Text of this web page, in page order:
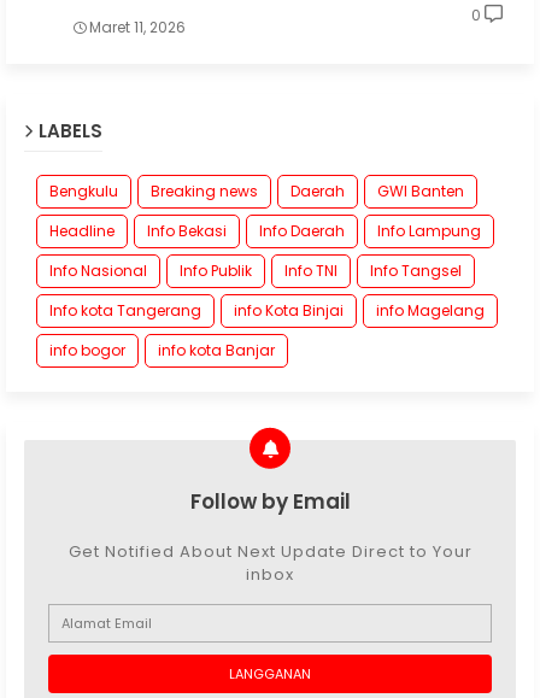
Maret 11, 2026
0
LABELS
Bengkulu Breaking news Daerah
GWI Banten
Headline
Info Bekasi Info Daerah
Info Lampung
Info Nasional
Info Publik Info TNI
Info Tangsel
Info kota Tangerang
info Kota Binjai
info Magelang
info bogor
info kota Banjar
Follow by Email
Get Notified About Next Update Direct to Your
inbox